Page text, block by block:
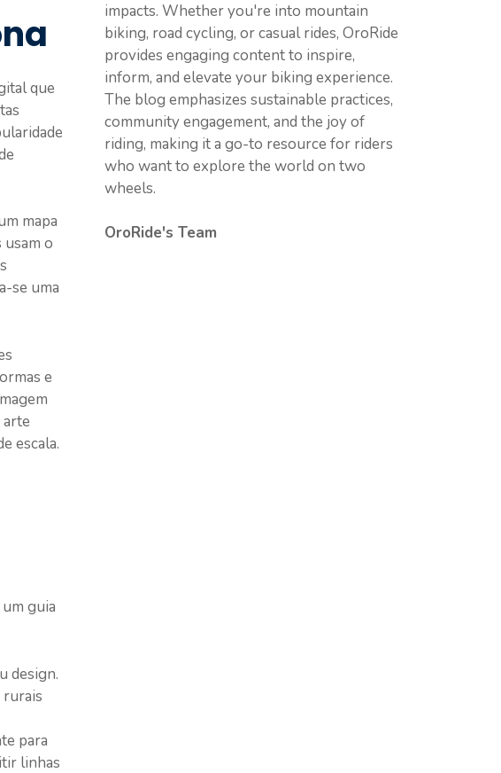
que
mapa
o
se uma
e
arte
escala.
guia
design.
rurais
para
linhas
impacts. Whether you're into mountain
biking, road cycling, or casual rides, OroRide
provides engaging content to inspire,
inform, and elevate your biking experience.
The blog emphasizes sustainable practices,
community engagement, and the joy of
riding, making it a go-to resource for riders
who want to explore the world on two
wheels.
OroRide's Team